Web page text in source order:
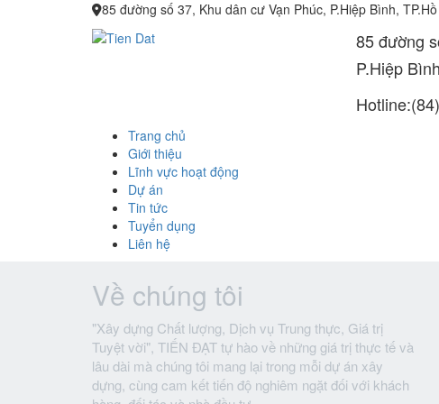
85 đường số 37, Khu dân cư Vạn Phúc, P.Hiệp Bình,
85 đường
P.Hiệp
Trang chủ
Giới thiệu
Lĩnh vực hoạt động
Dự án
Tin tức
Tuyển dụng
Liên hệ
Về chúng tôi
"Xây dựng Chất lượng, Dịch vụ Trung thực, Giá trị
Tuyệt vời", TIẾN ĐẠT tự hào về những giá trị thực tế và
lâu dài mà chúng tôi mang lại trong mỗi dự án xây
dựng, cùng cam kết tiến độ nghiêm ngặt đối với khách